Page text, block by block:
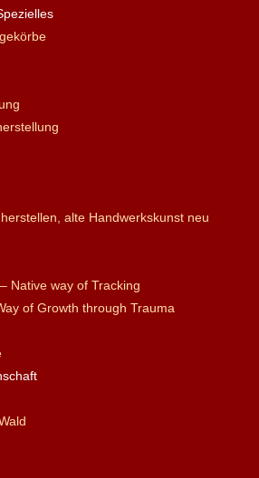
alte Handwerkskunst neu
Native way of Tracking
of Growth through Trauma